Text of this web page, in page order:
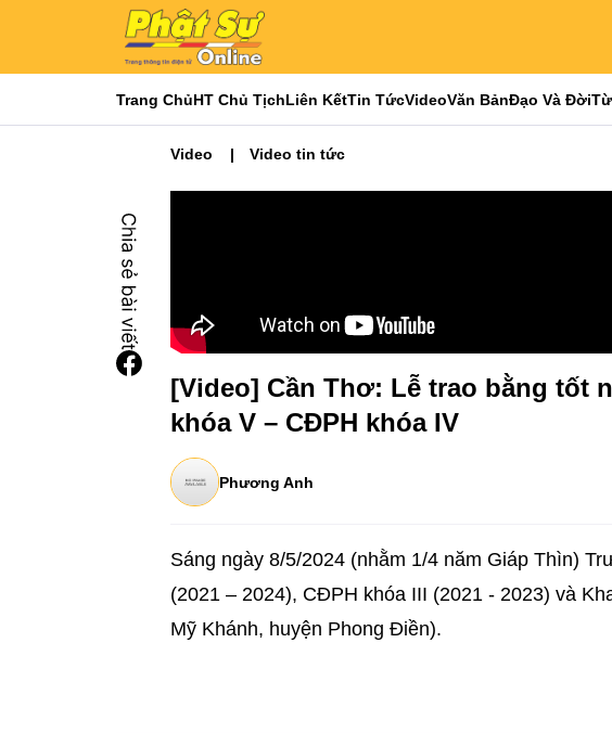
Trang ChủHT Chủ TịchLiên KếtTin TứcVideoVăn BảnĐạo Và Đời
Video Video tin tức
[Video] Cần Thơ: Lễ trao bằng tốt
khóa V – CĐPH khóa IV
Phương Anh
Sáng ngày 8/5/2024 (nhằm 1/4 năm Giáp Thìn)
(2021 – 2024), CĐPH khóa III (2021 - 2023) và
Mỹ Khánh, huyện Phong Điền).